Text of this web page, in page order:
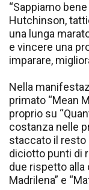
“Sappiamo
Hutchinson,
una lunga
e vincere una
imparare,
Nella
primato “Mean
proprio su
costanza nelle
staccato il resto
diciotto punti di
due rispetto alla
Madrilena” e